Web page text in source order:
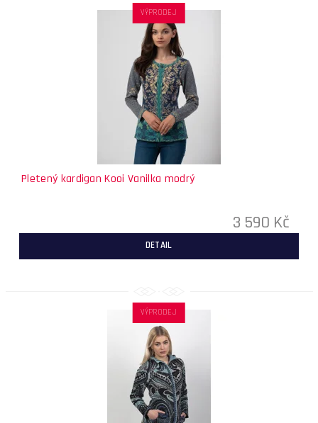
VÝPRODEJ
Pletený kardigan Kooi Vanilka modrý
3 590 Kč
DETAIL
VÝPRODEJ